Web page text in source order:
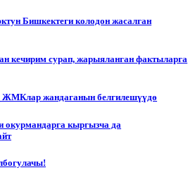
Бишкектеги колодон жасалган
кечирим сурап, жарыяланган фактыларга
ЖМКлар жандаганын белгилешүүдө
окурмандарга кыргызча да